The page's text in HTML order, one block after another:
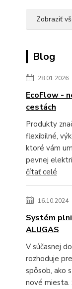
Zobraziť
Blog
28.01.2026
EcoFlow -
cestách
Produkty
flexibilné,
ktoré vám
pevnej
čítať celé
16.10.2024
Systém
ALUGAS
V súčasnej
rozhoduje
spôsob, ako
nové miesta.